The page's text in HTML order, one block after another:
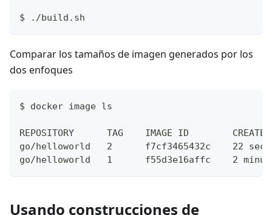
$ ./build.sh
Comparar los tamaños de imagen generados por los
dos enfoques
$ docker image ls
REPOSITORY      TAG    IMAGE ID
go/helloworld   2      f7cf3465432c    22
go/helloworld   1      f55d3e16affc    2
Usando construcciones de